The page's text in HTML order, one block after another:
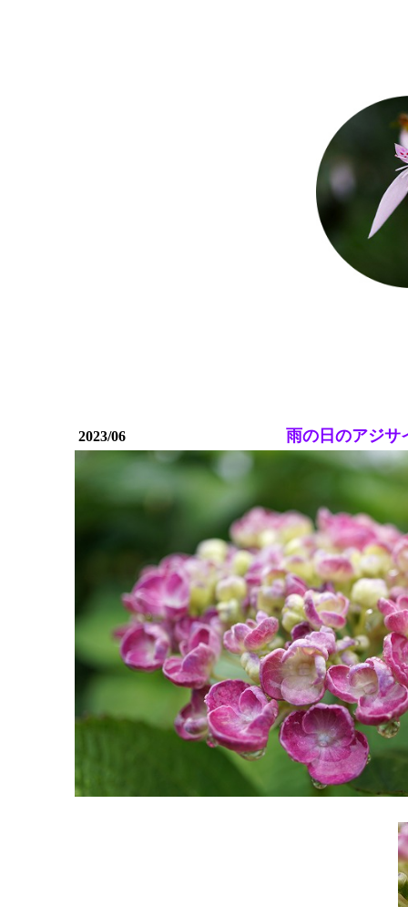
2023/06 雨の日のアジサ